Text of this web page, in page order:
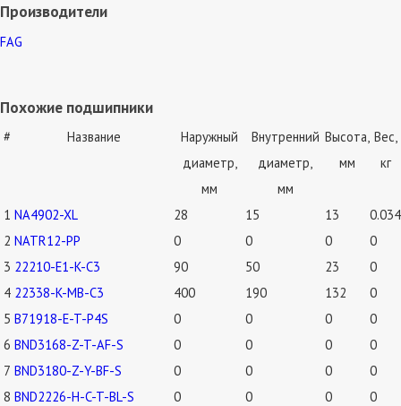
Производители
FAG
Похожие подшипники
# Название
Наружный
диаметр,
мм
Внутренний
диаметр,
мм
Высота,
мм
Вес,
кг
1 NA4902-XL 28 15 13
0.034
2 NATR12-PP 0 0 0
0
3 22210-E1-K-C3 90 50 23
0
4 22338-K-MB-C3 400 190 132
0
5 B71918-E-T-P4S 0 0 0
0
6 BND3168-Z-T-AF-S 0 0 0
0
7 BND3180-Z-Y-BF-S 0 0 0
0
8 BND2226-H-C-T-BL-S 0 0 0
0